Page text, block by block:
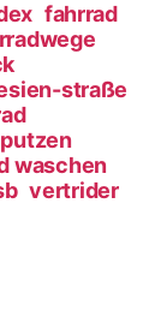
fahrrad
straße
waschen
vertrider